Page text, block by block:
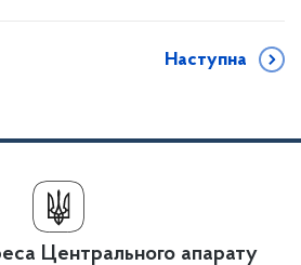
Наступна
Центрального апарату